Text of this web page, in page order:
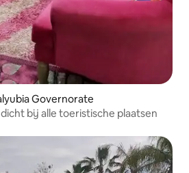
Governorate
bij alle toeristische plaatsen